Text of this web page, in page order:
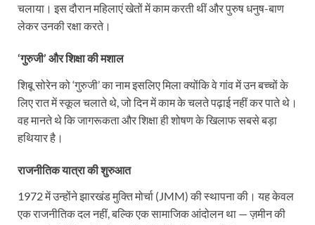
चलाया। इस दौरान महिलाएं खेतों में काम करती थीं और पुरुष धनुष-बाण
लेकर उनकी रक्षा करते।
‘गुरुजी’ और शिक्षा की मशाल
शिबू सोरेन को ‘गुरुजी’ का नाम इसलिए मिला क्योंकि वे गांव में उन बच्चों के
लिए रात में स्कूल चलाते थे, जो दिन में काम के चलते पढ़ाई नहीं कर पाते थे।
वह मानते थे कि जागरूकता और शिक्षा ही शोषण के खिलाफ सबसे बड़ा
हथियार है।
राजनीतिक यात्रा की शुरुआत
1972 में उन्होंने झारखंड मुक्ति मोर्चा (JMM) की स्थापना की। यह केवल
एक राजनीतिक दल नहीं, बल्कि एक सामाजिक आंदोलन था — ज़मीन की